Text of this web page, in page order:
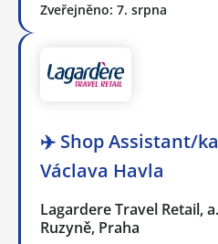
Zveřejněno: 7. srpna
✈️ Shop Assistant/
Václava Havla
Lagardere Travel Retail,
Ruzyně, Praha